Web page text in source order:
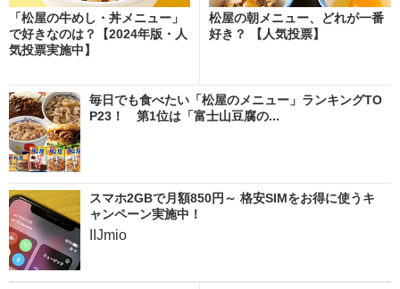
「松屋の牛めし・丼メニュー」
で好きなのは？【2024年版・人
気投票実施中】
松屋の朝メニュー、どれが一番
好き？ 【人気投票】
毎日でも食べたい「松屋のメニュー」ランキングTO
P23！ 第1位は「富士山豆腐の...
スマホ2GBで月額850円～ 格安SIMをお得に使うキ
ャンペーン実施中！
IIJmio